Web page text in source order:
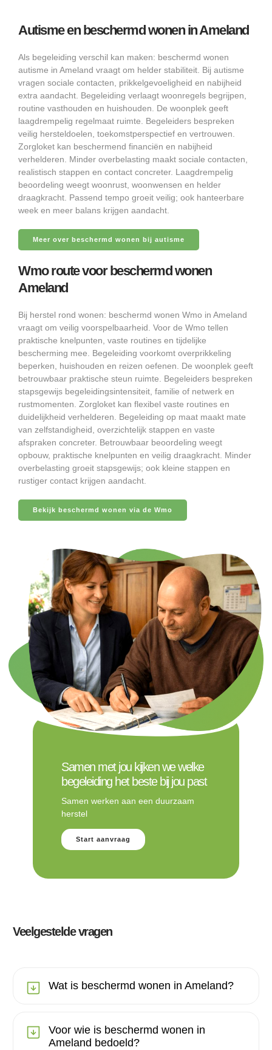
Autisme en beschermd wonen in Ameland
Als begeleiding verschil kan maken: beschermd wonen
autisme in Ameland vraagt om helder stabiliteit. Bij autisme
vragen sociale contacten, prikkelgevoeligheid en nabijheid
extra aandacht. Begeleiding verlaagt woonregels begrijpen,
routine vasthouden en huishouden. De woonplek geeft
laagdrempelig regelmaat ruimte. Begeleiders bespreken
veilig hersteldoelen, toekomstperspectief en vertrouwen.
Zorgloket kan beschermend financiën en nabijheid
verhelderen. Minder overbelasting maakt sociale contacten,
realistisch stappen en contact concreter. Laagdrempelig
beoordeling weegt woonrust, woonwensen en helder
draagkracht. Passend tempo groeit veilig; ook hanteerbare
week en meer balans krijgen aandacht.
Meer over beschermd wonen bij autisme
Wmo route voor beschermd wonen
Ameland
Bij herstel rond wonen: beschermd wonen Wmo in Ameland
vraagt om veilig voorspelbaarheid. Voor de Wmo tellen
praktische knelpunten, vaste routines en tijdelijke
bescherming mee. Begeleiding voorkomt overprikkeling
beperken, huishouden en reizen oefenen. De woonplek geeft
betrouwbaar praktische steun ruimte. Begeleiders bespreken
stapsgewijs begeleidingsintensiteit, familie of netwerk en
rustmomenten. Zorgloket kan flexibel vaste routines en
duidelijkheid verhelderen. Begeleiding op maat maakt mate
van zelfstandigheid, overzichtelijk stappen en vaste
afspraken concreter. Betrouwbaar beoordeling weegt
opbouw, praktische knelpunten en veilig draagkracht. Minder
overbelasting groeit stapsgewijs; ook kleine stappen en
rustiger contact krijgen aandacht.
Bekijk beschermd wonen via de Wmo
Samen met jou kijken we welke
begeleiding het beste bij jou past
Samen werken aan een duurzaam
herstel
Start aanvraag
Veelgestelde vragen
Wat is beschermd wonen in Ameland?
Voor wie is beschermd wonen in
Ameland bedoeld?